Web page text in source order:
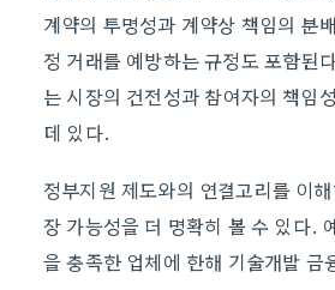
계약의 투명성과 계약상 책임의 분
정 거래를 예방하는 규정도 포함된
는 시장의 건전성과 참여자의 책임
데 있다.
정부지원 제도와의 연결고리를 이
장 가능성을 더 명확히 볼 수 있다.
을 충족한 업체에 한해 기술개발 금